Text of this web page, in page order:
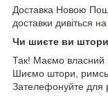
Доставка Новою
доставки дивіться на
Чи шиєте ви
Так! Маємо власний
Шиємо штори,
Зателефонуйте для